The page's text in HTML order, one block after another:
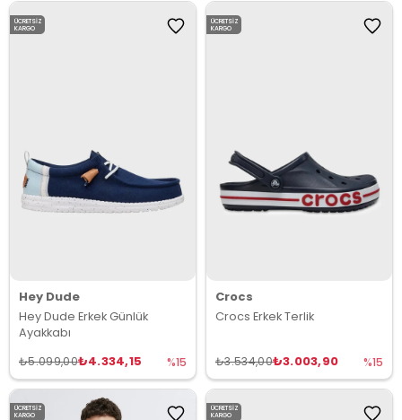
Hey Dude
Hey Dude Erkek Günlük
Ayakkabı
₺4.334,15
₺5.099,00 %15
ÜCRETSIZ
KARGO
Crocs
Crocs Erkek Terlik
₺3.003,90
₺3.534,00 %15
ÜCRETSIZ
KARGO
ÜCRETSIZ
KARGO
ÜCRETSIZ
KARGO